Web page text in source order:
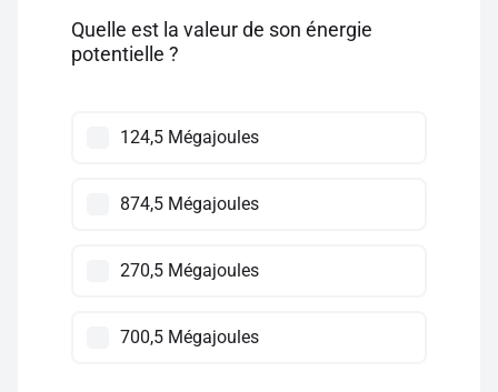
Quelle est la valeur de son énergie
potentielle ?
124,5 Mégajoules
874,5 Mégajoules
270,5 Mégajoules
700,5 Mégajoules